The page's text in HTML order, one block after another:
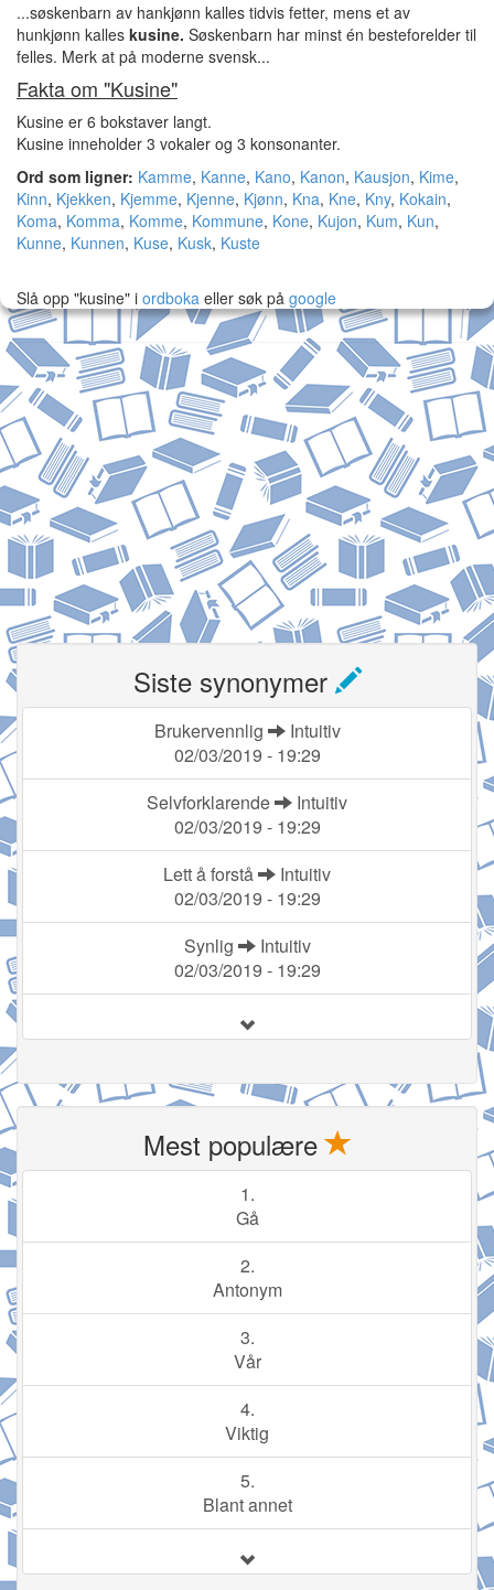
...søskenbarn av hankjønn kalles tidvis fetter, mens et av
hunkjønn kalles kusine. Søskenbarn har minst én besteforelder til
felles. Merk at på moderne svensk...
Fakta om "Kusine"
Kusine er 6 bokstaver langt.
Kusine inneholder 3 vokaler og 3 konsonanter.
Ord som ligner: Kamme, Kanne, Kano, Kanon, Kausjon, Kime,
Kinn, Kjekken, Kjemme, Kjenne, Kjønn, Kna, Kne, Kny, Kokain,
Koma, Komma, Komme, Kommune, Kone, Kujon, Kum, Kun,
Kunne, Kunnen, Kuse, Kusk, Kuste
Slå opp "kusine" i ordboka eller søk på google
Siste synonymer
Brukervennlig
Intuitiv
02/03/2019 - 19:29
Selvforklarende
Intuitiv
02/03/2019 - 19:29
Lett å forstå
Intuitiv
02/03/2019 - 19:29
Synlig
Intuitiv
02/03/2019 - 19:29
Mest populære
1.
Gå
2.
Antonym
3.
Vår
4.
Viktig
5.
Blant annet